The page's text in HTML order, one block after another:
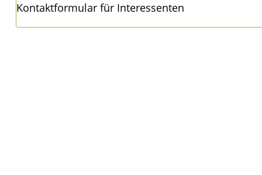
Kontaktformular für Interessenten